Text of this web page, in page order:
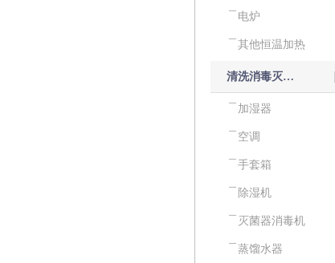
电炉
其他恒温加热
清洗消毒灭菌设备
加湿器
空调
手套箱
除湿机
灭菌器消毒机
蒸馏水器